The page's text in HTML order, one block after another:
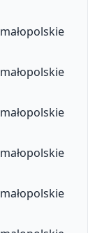
małopolskie
małopolskie
małopolskie
małopolskie
małopolskie